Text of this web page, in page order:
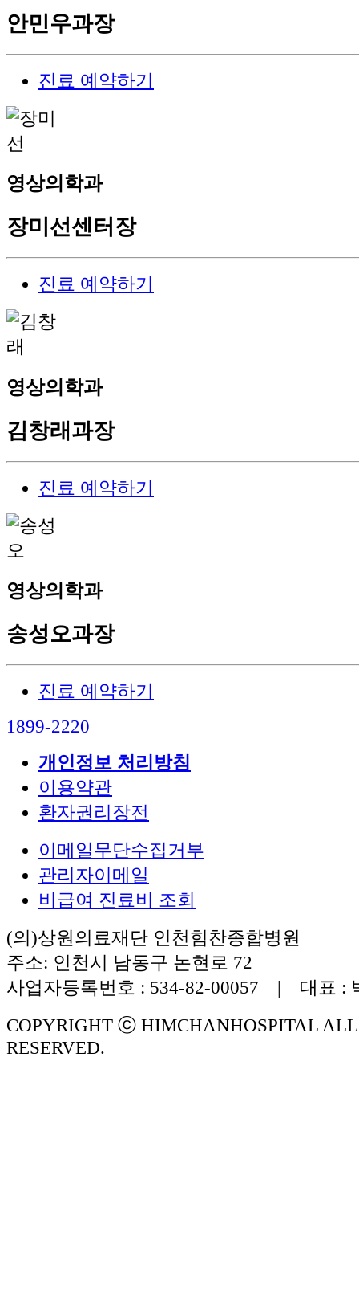
안민우과장
진료 예약하기
영상의학과
장미선센터장
진료 예약하기
영상의학과
김창래 과장
진료 예약하기
영상의학과
송성오과장
진료 예약하기
1899-2220
개인정보 처리방침
이용약관
환자권리장전
이메일무단수집거부
관리자이메일
비급여 진료비 조회
(의)상원의료재단 인천힘찬종합병원
주소: 인천시 남동구 논현로 72
사업자등록번호 : 534-82-00057 | 대표 :
COPYRIGHT ⓒ HIMCHANHOSPITAL
RESERVED.